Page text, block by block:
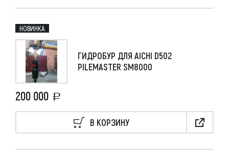
НОВИНКА
ГИДРОБУР ДЛЯ AICHI D502
PILEMASTER SM8000
200 000
В КОРЗИНУ